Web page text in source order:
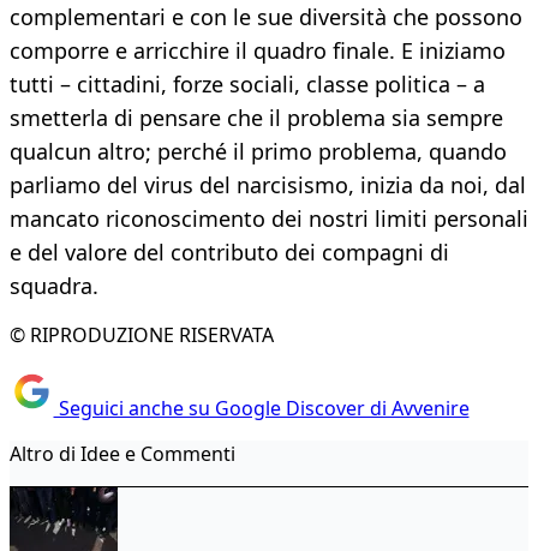
complementari e con le sue diversità che possono
comporre e arricchire il quadro finale. E iniziamo
tutti – cittadini, forze sociali, classe politica – a
smetterla di pensare che il problema sia sempre
qualcun altro; perché il primo problema, quando
parliamo del virus del narcisismo, inizia da noi, dal
mancato riconoscimento dei nostri limiti personali
e del valore del contributo dei compagni di
squadra.
© RIPRODUZIONE RISERVATA
Seguici anche su Google Discover di Avvenire
Altro di Idee e Commenti